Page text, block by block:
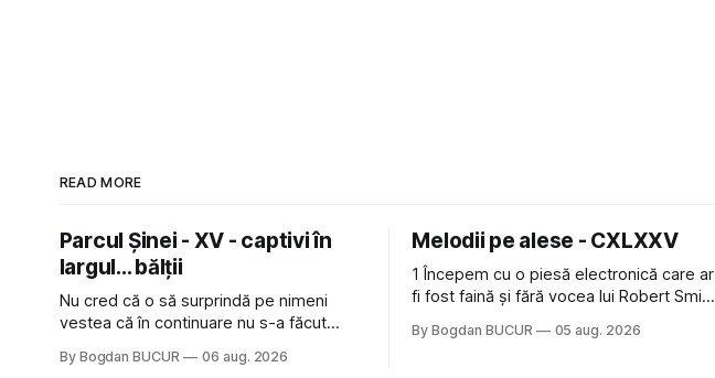
READ MORE
Parcul Șinei - XV - captivi în
largul... bălții
Nu cred că o să surprindă pe nimeni
vestea că în continuare nu s-a făcut
afară de faptul că potăile apărute acolo
By Bogdan BUCUR 06 aug. 2026
Melodii pe alese - CXLXXV
1 Începem cu o piesă electronică care ar
fi fost faină și fără vocea lui Robert Smith
Castles, o formație cu multe piese faine
By Bogdan BUCUR 05 aug. 2026